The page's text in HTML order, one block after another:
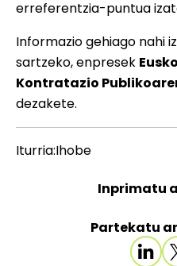
erreferentzia-puntua
Informazio gehiago nahi
sartzeko, enpresek
Kontratazio
dezakete.
Iturria:Ihobe
Partekatu
Inprimatu